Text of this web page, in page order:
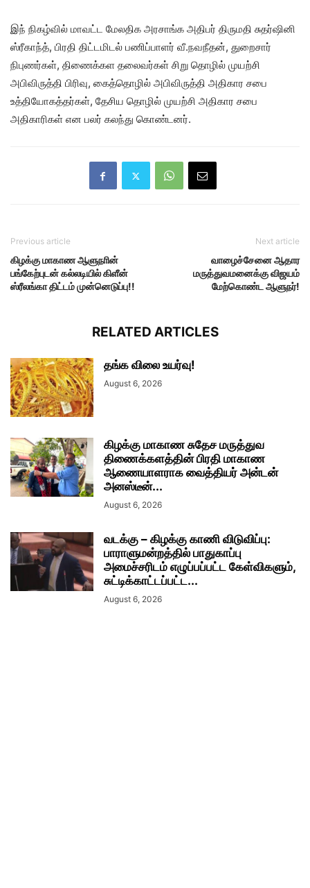
இந் நிகழ்வில் மாவட்ட மேலதிக அரசாங்க அதிபர் திருமதி சுதர்ஷினி
ஸ்ரீகாந்த், பிரதி திட்டமிடல் பணிப்பாளர் வீ.நவநீதன், துறைசார்
நிபுணர்கள், திணைக்கள தலைவர்கள் சிறு தொழில் முயற்சி
அபிவிருத்தி பிரிவு, கைத்தொழில் அபிவிருத்தி அதிகார சபை
உத்தியோகத்தர்கள், தேசிய தொழில் முயற்சி அதிகார சபை
அதிகாரிகள் என பலர் கலந்து கொண்டனர்.
Previous article
கிழக்கு மாகாண ஆளுநாின்
பங்கேற்புடன் கல்லடியில் கிளீன்
ஸ்ரீலங்கா திட்டம் முன்னெடுப்பு!!
Next article
வாழைச்சேனை ஆதார
மருத்துவமனைக்கு விஜயம்
மேற்கொண்ட ஆளுநர்!
RELATED ARTICLES
தங்க விலை உயர்வு!
August 6, 2026
கிழக்கு மாகாண சுதேச மருத்துவ
திணைக்களத்தின் பிரதி மாகாண
ஆணையாளராக வைத்தியர் அன்டன்
அனஸ்டீன்...
August 6, 2026
வடக்கு – கிழக்கு காணி விடுவிப்பு:
பாராளுமன்றத்தில் பாதுகாப்பு
அமைச்சரிடம் எழுப்பப்பட்ட கேள்விகளும்,
சுட்டிக்காட்டப்பட்ட...
August 6, 2026